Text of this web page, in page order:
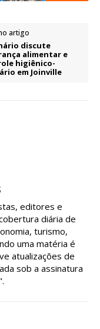
artigo
discute
alimentar e
higiênico-
em Joinville
editores e
diária de
turismo,
uma matéria é
atualizações de
sob a assinatura